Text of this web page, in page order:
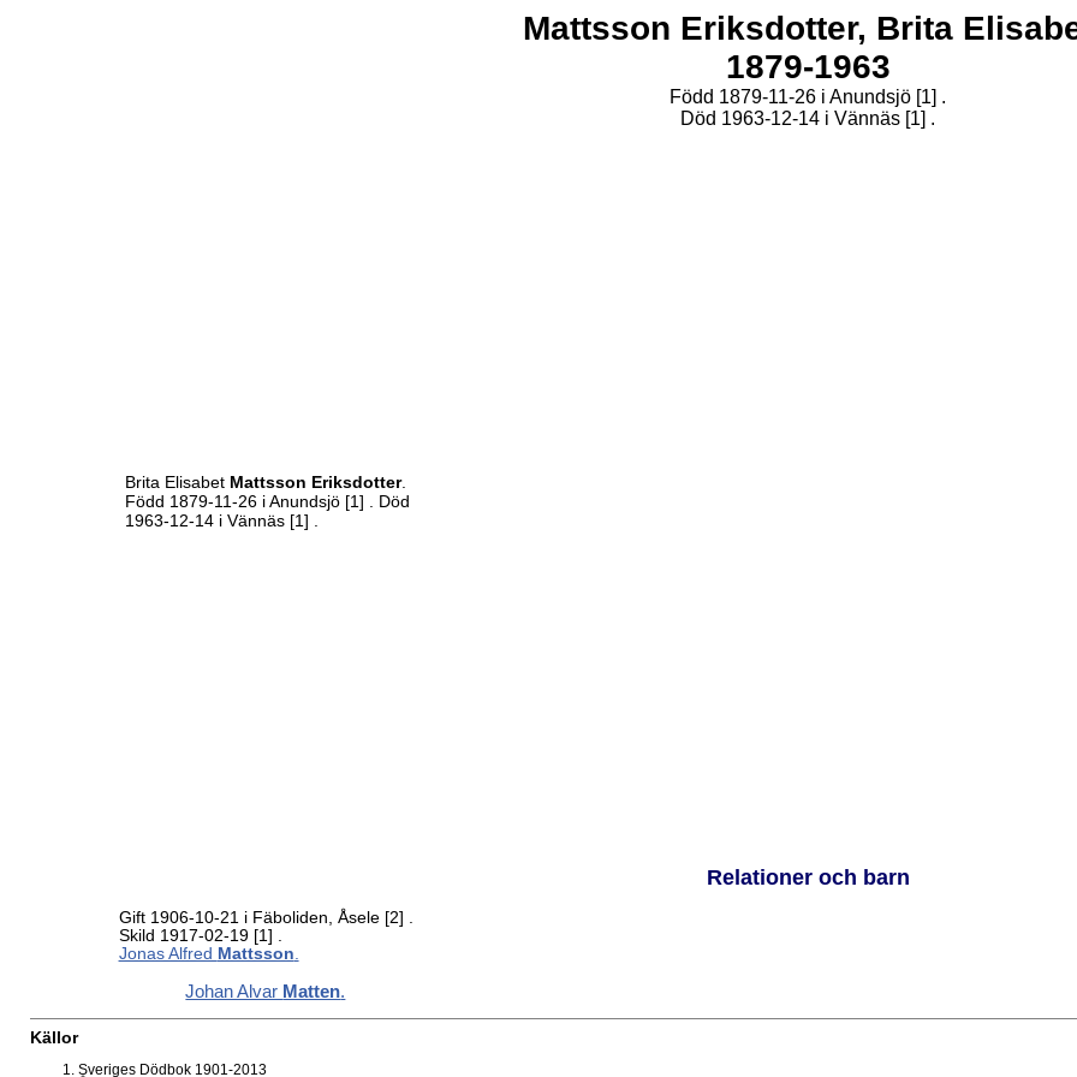
Mattsson Eriksdotter, Brita
1879-1963
Född 1879-11-26 i Anundsjö [1] .
Död 1963-12-14 i Vännäs [1] .
Brita Elisabet Mattsson Eriksdotter.
Född 1879-11-26 i Anundsjö [1]
. Död
1963-12-14 i Vännäs [1]
Relationer och barn
Gift 1906-10-21 i Fäboliden, Åsele [2] .
Skild 1917-02-19 [1] .
Jonas Alfred Mattsson.
Johan Alvar Matten.
Källor
Sveriges Dödbok 1901-2013